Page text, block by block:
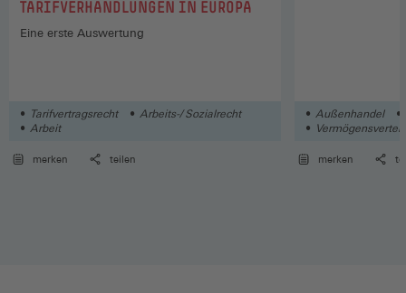
TARIFVERHANDLUNGEN IN EUROPA
Eine erste Auswertung
Tarifvertragsrecht
Arbeits-/ Sozialrecht
Arbeit
merken teilen
Außenhandel
merken